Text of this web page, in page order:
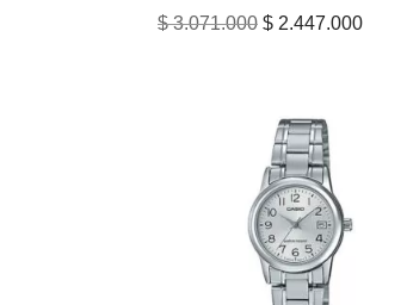
$3.071.000 El
era:
$ 3.071.000.
$ 2.447.000El